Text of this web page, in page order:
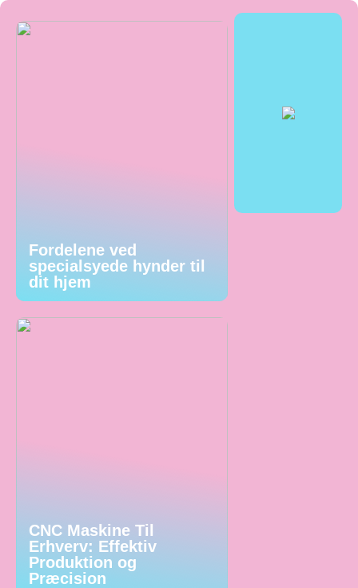
Fordelene ved
specialsyede hynder til
dit hjem
CNC Maskine Til
Erhverv: Effektiv
Produktion og
Præcision